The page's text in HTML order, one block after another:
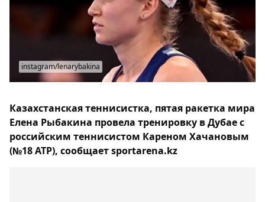
instagram/lenarybakina
Казахстанская теннисистка, пятая ракетка мира
Елена Рыбакина провела тренировку в Дубае с
российским теннисистом Кареном Хачановым
(№18 АТР), сообщает sportarena.kz